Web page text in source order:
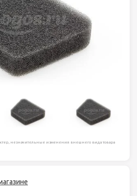
незначительные изменения внешнего вида товара